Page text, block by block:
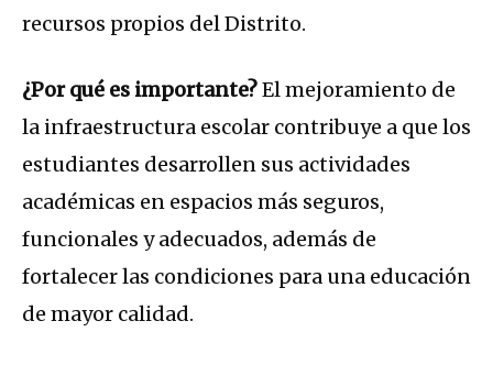
recursos propios del Distrito.
¿Por qué es importante?El mejoramiento de
la infraestructura escolar contribuye a que los
estudiantes desarrollen sus actividades
académicas en espacios más seguros,
funcionales y adecuados, además de
fortalecer las condiciones para una educación
de mayor calidad.